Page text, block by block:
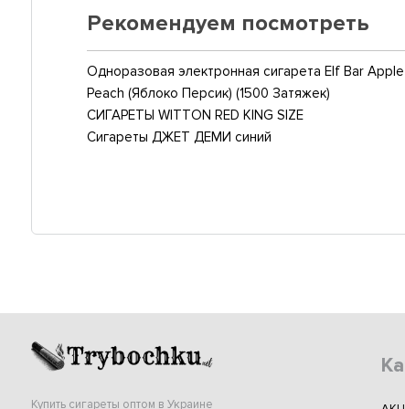
Рекомендуем посмотреть
Одноразовая электронная сигарета Elf Bar Apple
Peach (Яблоко Персик) (1500 Затяжек)
СИГАРЕТЫ WITTON RED KING SIZE
Сигареты ДЖЕТ ДЕМИ синий
Купить сигареты оптом в Украине